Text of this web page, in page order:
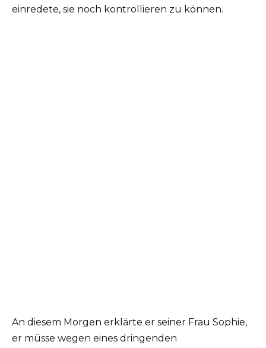
einredete, sie noch kontrollieren zu können.
An diesem Morgen erklärte er seiner Frau Sophie,
er müsse wegen eines dringenden